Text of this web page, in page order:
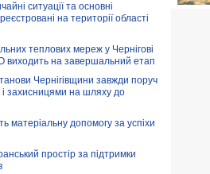
ситуації та основні
на території області
теплових мереж у Чернігові
виходить на завершальний етап
Чернігівщини завжди поруч
захисницями на шляху до
матеріальну допомогу за успіхи
простір за підтримки